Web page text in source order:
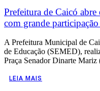
Prefeitura de Caicó
com grande
A Prefeitura Municipal de
de Educação (SEMED),
Praça Senador Dinarte Mariz
LEIA MAIS